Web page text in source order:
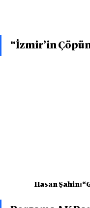
“İzmir’in
Hasan